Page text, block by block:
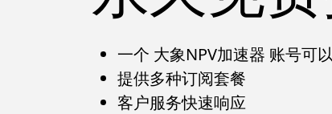
一个 大象NPV加速器 账号可
提供多种订阅套餐
客户服务快速响应